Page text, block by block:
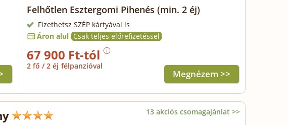
Felhőtlen Esztergomi Pihenés (min. 2 éj)
Fizethetsz SZÉP kártyával is
Áron alul Csak teljes előrefizetéssel
67 900 Ft-tól
2 fő / 2 éj félpanzióval
Megnézem >>
13 akciós csomagajánlat >>